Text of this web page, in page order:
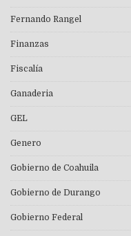
Fernando Rangel
Finanzas
Fiscalía
Ganaderia
GEL
Genero
Gobierno de Coahuila
Gobierno de Durango
Gobierno Federal